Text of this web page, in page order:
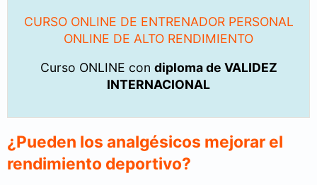
CURSO ONLINE DE ENTRENADOR PERSONAL
ONLINE DE ALTO RENDIMIENTO
Curso ONLINE con diploma de VALIDEZ
INTERNACIONAL
¿Pueden los analgésicos mejorar el
rendimiento deportivo?